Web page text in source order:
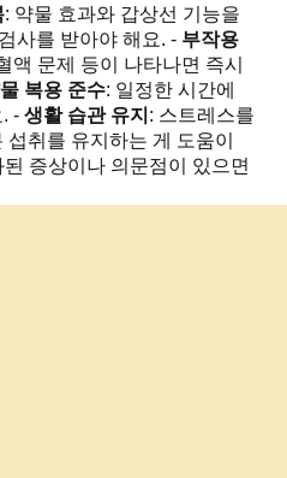
: 약물 효과와 갑상선 기능을
사를 받아야 해요. - 부작용
액 문제 등이 나타나면 즉시
복용 준수: 일정한 시간에
- 생활 습관 유지 : 스트레스를
취를 유지하는 게 도움이
된 증상이나 의문점이 있으면